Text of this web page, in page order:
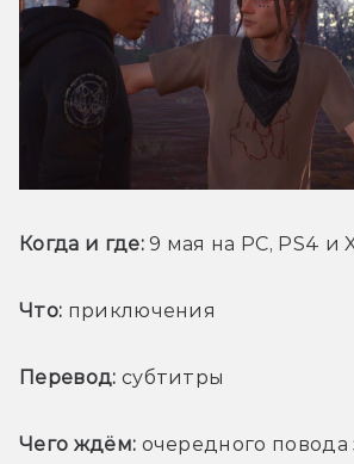
Когда и где: 9 мая на PC, PS4 и
Что: приключения
Перевод: субтитры
Чего ждём: очередного повода